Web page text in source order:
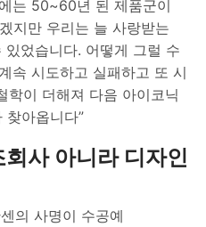
는 50~60년 된 제품군이
지만 우리는 늘 사랑받는
었습니다. 어떻게 그럴 수
속 시도하고 실패하고 또 시
학이 더해져 다음 아이코닉
아옵니다”
사 아니라 디자인
의 사명이 수공예